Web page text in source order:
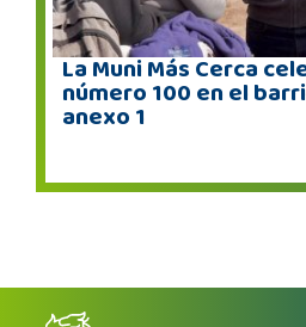
La Muni Más Cerca
número 100 en el
anexo 1